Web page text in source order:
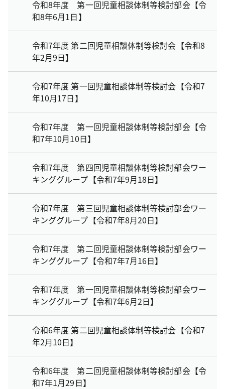
令和8年度 第一回児童相談体制等検討部会【令
和8年6月1日】
令和7年度 第二回児童相談体制等検討会【令和8
年2月9日】
令和7年度 第一回児童相談体制等検討会【令和7
年10月17日】
令和7年度 第一回児童相談体制等検討部会【令
和7年10月10日】
令和7年度 第四回児童相談体制等検討部会ワー
キンググループ【令和7年9月18日】
令和7年度 第三回児童相談体制等検討部会ワー
キンググループ【令和7年8月20日】
令和7年度 第二回児童相談体制等検討部会ワー
キンググループ【令和7年7月16日】
令和7年度 第一回児童相談体制等検討部会ワー
キンググループ【令和7年6月2日】
令和6年度 第二回児童相談体制等検討会【令和7
年2月10日】
令和6年度 第二回児童相談体制等検討部会【令
和7年1月29日】